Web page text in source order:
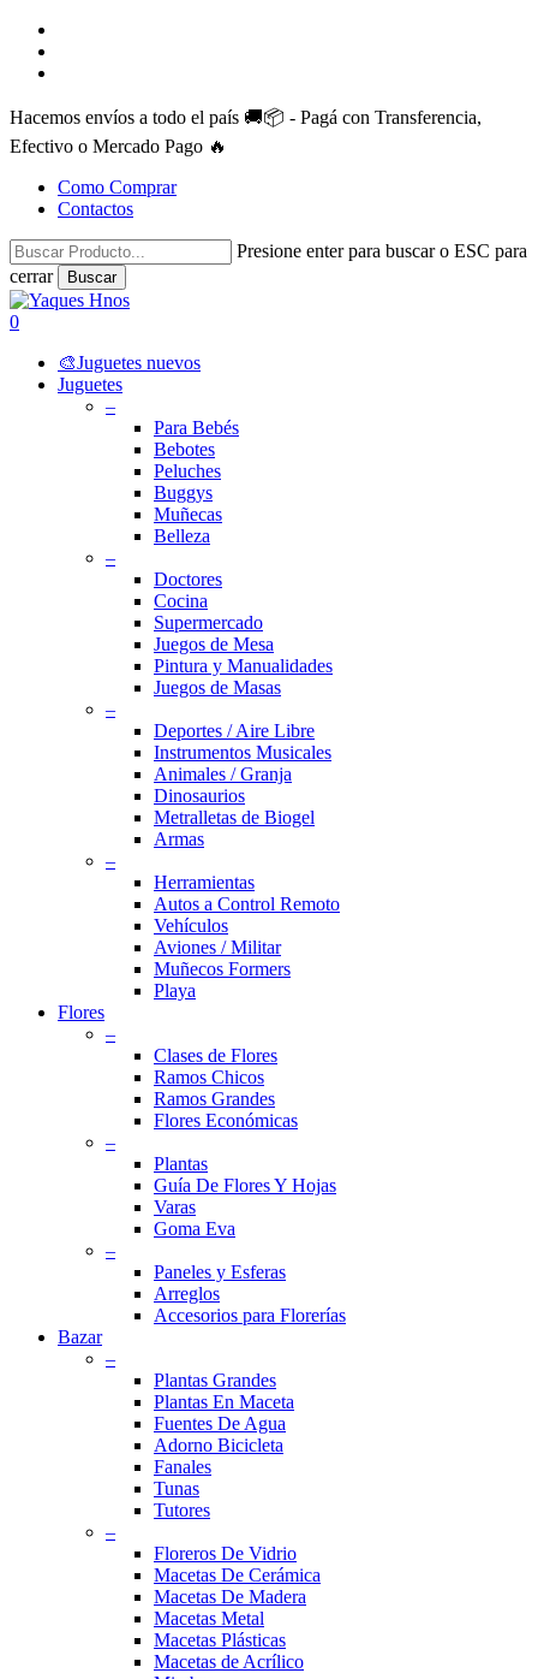
Skip
main
Hacemos envíos a todo el país 🚚📦 - Pagá con Transferencia,
Efectivo o Mercado Pago 🔥
Como Comprar
Contactos
Presione enter para buscar o ESC para
cerrar
Buscar
Close
Search
search
account
0
🎨Juguetes nuevos
Juguetes
–
Para Bebés
Bebotes
Peluches
Buggys
Muñecas
Belleza
–
Doctores
Cocina
Supermercado
Juegos de Mesa
Pintura y Manualidades
Juegos de Masas
–
Deportes / Aire Libre
Instrumentos Musicales
Animales / Granja
Dinosaurios
Metralletas de Biogel
Armas
–
Herramientas
Autos a Control Remoto
Vehículos
Aviones / Militar
Muñecos Formers
Playa
Flores
–
Clases de Flores
Ramos Chicos
Ramos Grandes
Flores Económicas
–
Plantas
Guía De Flores Y Hojas
Varas
Goma Eva
–
Paneles y Esferas
Arreglos
Accesorios para Florerías
Bazar
–
Plantas Grandes
Plantas En Maceta
Fuentes De Agua
Adorno Bicicleta
Fanales
Tunas
Tutores
–
Floreros De Vidrio
Macetas De Cerámica
Macetas De Madera
Macetas Metal
Macetas Plásticas
Macetas de Acrílico